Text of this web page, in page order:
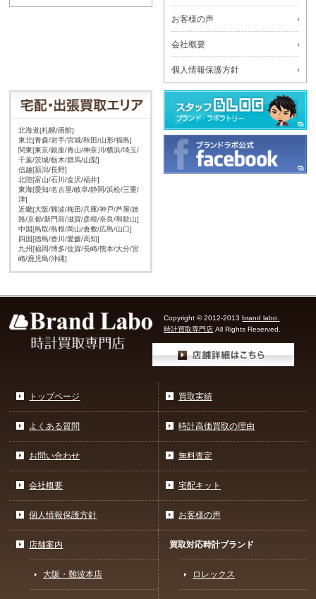
お客様の声
会社概要
個人情報保護方針
北海道[札幌/函館]
東北[青森/岩手/宮城/秋田/山形/福島]
関東[東京/銀座/青山/神奈川/横浜/埼玉/
千葉/茨城/栃木/群馬/山梨]
信越[新潟/長野]
北陸[富山/石川/金沢/福井]
東海[愛知/名古屋/岐阜/静岡/浜松/三重/
津]
近畿[大阪/難波/梅田/兵庫/神戸/芦屋/姫
路/京都/新門前/滋賀/彦根/奈良/和歌山]
中国[鳥取/島根/岡山/倉敷/広島/山口]
四国[徳島/香川/愛媛/高知]
九州[福岡/博多/佐賀/長崎/熊本/大分/宮
崎/鹿児島/沖縄]
Copyright © 2012-2013brand labo.
時計買取専門店 All Rights Reserved.
トップページ
よくある質問
お問い合わせ
会社概要
個人情報保護方針
買取実績
時計高価買取の理由
無料査定
宅配キット
お客様の声
店舗案内
大阪・難波本店
買取対応時計ブランド
ロレックス